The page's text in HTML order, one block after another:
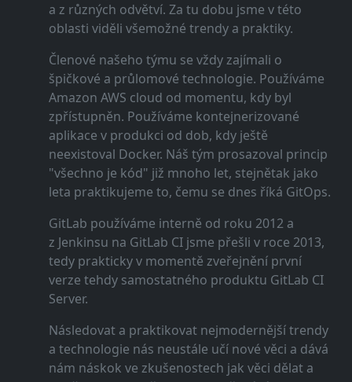
a z různých odvětví. Za tu dobu jsme v této
oblasti viděli všemožné trendy a praktiky.
Členové našeho týmu se vždy zajímali o
špičkové a průlomové technologie. Používáme
Amazon AWS cloud od momentu, kdy byl
zpřístupněn. Používáme kontejnerizované
aplikace v produkci od dob, kdy ještě
neexistoval Docker. Náš tým prosazoval princip
"všechno je kód" již mnoho let, stejnětak jako
leta praktikujeme to, čemu se dnes říká GitOps.
GitLab používáme interně od roku 2012 a
z Jenkinsu na GitLab CI jsme přešli v roce 2013,
tedy prakticky v momentě zveřejnění první
verze tehdy samostatného produktu GitLab CI
Server.
Následovat a praktikovat nejmodernější trendy
a technologie nás neustále učí nové věci a dává
nám náskok ve zkušenostech jak věci dělat a